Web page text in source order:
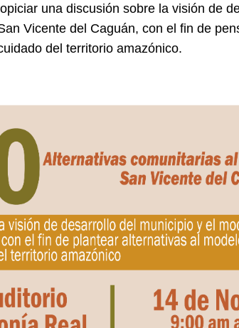
una discusión sobre la visión de
Vicente del Caguán, con el fin de
del territorio amazónico.